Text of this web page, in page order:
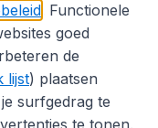
. Functionele
goed
de
lijst) plaatsen
surfgedrag te
te tonen.